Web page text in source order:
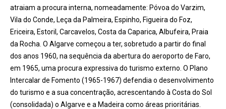
atraiam a procura interna, nomeadamente: Póvoa do Varzim,
Vila do Conde, Leça da Palmeira, Espinho, Figueira do Foz,
Ericeira, Estoril, Carcavelos, Costa da Caparica, Albufeira, Praia
da Rocha. O Algarve começou a ter, sobretudo a partir do final
dos anos 1960, na sequência da abertura do aeroporto de Faro,
em 1965, uma procura expressiva do turismo externo. O Plano
Intercalar de Fomento (1965-1967) defendia o desenvolvimento
do turismo e a sua concentração, acrescentando à Costa do Sol
(consolidada) o Algarve e a Madeira como áreas prioritárias.